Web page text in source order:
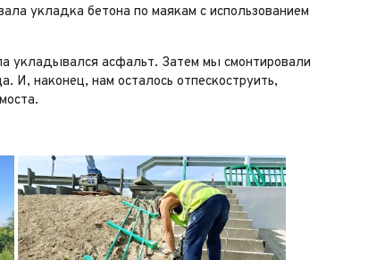
укладка бетона по маякам с использованием
укладывался асфальт. Затем мы смонтировали
И, наконец, нам осталось отпескоструить,